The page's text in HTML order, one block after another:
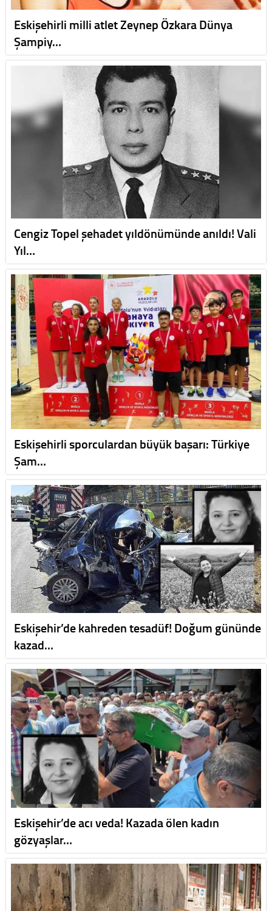
Eskişehirli milli atlet Zeynep Özkara Dünya
Şampiy…
Cengiz Topel şehadet yıldönümünde anıldı! Vali
Yıl…
Eskişehirli sporculardan büyük başarı: Türkiye
Şam…
Eskişehir’de kahreden tesadüf! Doğum gününde
kazad…
Eskişehir’de acı veda! Kazada ölen kadın
gözyaşlar…